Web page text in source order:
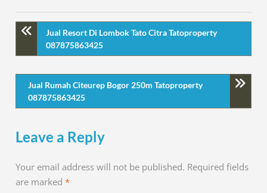
Jual Resort Di Lombok Tato Citra Tatoproperty
087875863425
Jual Rumah Citeurep Bogor 250m Tatoproperty
087875863425
Leave a Reply
Your email address will not be published. Required fields
are marked*